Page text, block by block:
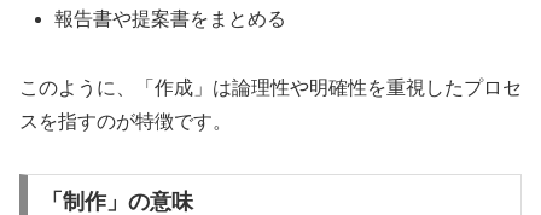
報告書や提案書をまとめる
このように、「作成」は論理性や明確性を重視したプロセ
スを指すのが特徴です。
「制作」の意味